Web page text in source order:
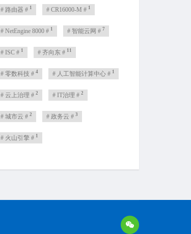
# 路由器 # 1 # CR16000-M # 1
# NetEngine 8000 # 1 # 智能云网 # 7
# ISC # 1 # 齐向东 # 11
# 零数科技 # 4 # 人工智能计算中心 # 1
# 云上治理 # 2 # IT治理 # 2
# 城市云 # 2 # 政务云 # 3
# 火山引擎 # 1